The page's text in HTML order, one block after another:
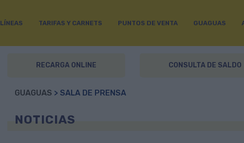
LÍNEAS TARIFAS Y CARNETS PUNTOS DE VENTA GUAGUAS
RECARGA ONLINE CONSULTA DE SALDO
GUAGUAS > SALA DE PRENSA
NOTICIAS